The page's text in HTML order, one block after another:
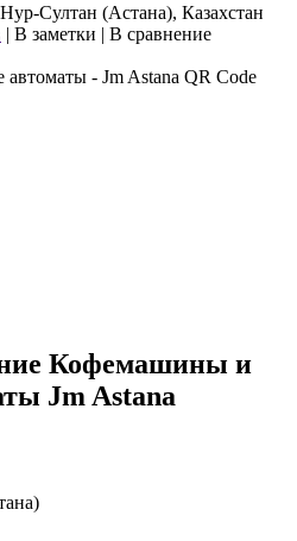
Султан (Астана), Казахстан
| В заметки | В сравнение
Кофемашины и
Jm Astana